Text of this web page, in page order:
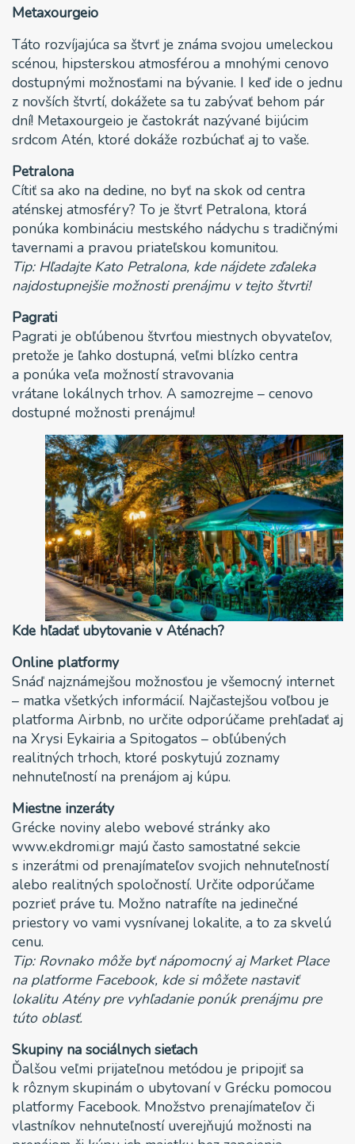
Metaxourgeio
Táto rozvíjajúca sa štvrť je známa svojou umeleckou
scénou, hipsterskou atmosférou a mnohými cenovo
dostupnými možnosťami na bývanie. I keď ide o jednu
z novších štvrtí, dokážete sa tu zabývať behom pár
dní! Metaxourgeio je častokrát nazývané bijúcim
srdcom Atén, ktoré dokáže rozbúchať aj to vaše.
Petralona
Cítiť sa ako na dedine, no byť na skok od centra
aténskej atmosféry? To je štvrť Petralona, ktorá
ponúka kombináciu mestského nádychu s tradičnými
tavernami a pravou priateľskou komunitou.
Tip: Hľadajte Kato Petralona, kde nájdete zďaleka
najdostupnejšie možnosti prenájmu v tejto štvrti!
Pagrati
Pagrati je obľúbenou štvrťou miestnych obyvateľov,
pretože je ľahko dostupná, veľmi blízko centra
a ponúka veľa možností stravovania
vrátane lokálnych trhov. A samozrejme – cenovo
dostupné možnosti prenájmu!
Kde hľadať ubytovanie v Aténach?
Online platformy
Snáď najznámejšou možnosťou je všemocný internet
– matka všetkých informácií. Najčastejšou voľbou je
platforma Airbnb, no určite odporúčame prehľadať aj
na Xrysi Eykairia a Spitogatos – obľúbených
realitných trhoch, ktoré poskytujú zoznamy
nehnuteľností na prenájom aj kúpu.
Miestne inzeráty
Grécke noviny alebo webové stránky ako
www.ekdromi.gr majú často samostatné sekcie
s inzerátmi od prenajímateľov svojich nehnuteľností
alebo realitných spoločností. Určite odporúčame
pozrieť práve tu. Možno natrafíte na jedinečné
priestory vo vami vysnívanej lokalite, a to za skvelú
cenu.
Tip: Rovnako môže byť nápomocný aj Market Place
na platforme Facebook, kde si môžete nastaviť
lokalitu Atény pre vyhľadanie ponúk prenájmu pre
túto oblasť.
Skupiny na sociálnych sieťach
Ďalšou veľmi prijateľnou metódou je pripojiť sa
k rôznym skupinám o ubytovaní v Grécku pomocou
platformy Facebook. Množstvo prenajímateľov či
vlastníkov nehnuteľností uverejňujú možnosti na